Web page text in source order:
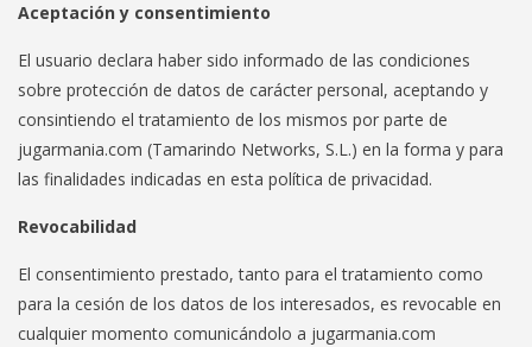
Aceptación y consentimiento
El usuario declara haber sido informado de las condiciones
sobre protección de datos de carácter personal, aceptando y
consintiendo el tratamiento de los mismos por parte de
jugarmania.com (Tamarindo Networks, S.L.) en la forma y para
las finalidades indicadas en esta política de privacidad.
Revocabilidad
El consentimiento prestado, tanto para el tratamiento como
para la cesión de los datos de los interesados, es revocable en
cualquier momento comunicándolo a jugarmania.com